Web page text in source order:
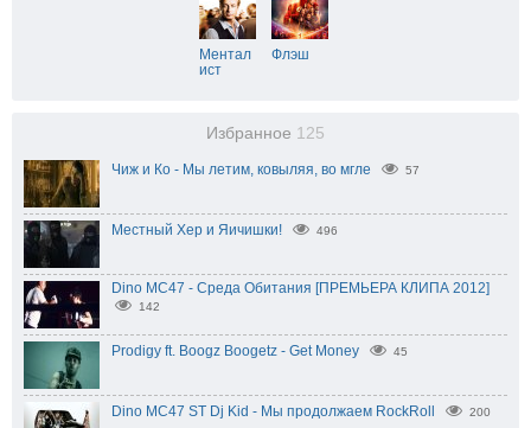
Ментал
ист
Флэш
Избранное 125
Чиж и Ко - Мы летим, ковыляя, во мгле 57
Местный Хер и Яичишки! 496
Dino MC47 - Среда Обитания [ПРЕМЬЕРА КЛИПА 2012]
142
Prodigy ft. Boogz Boogetz - Get Money 45
Dino MC47 ST Dj Kid - Мы продолжаем RockRoll 200